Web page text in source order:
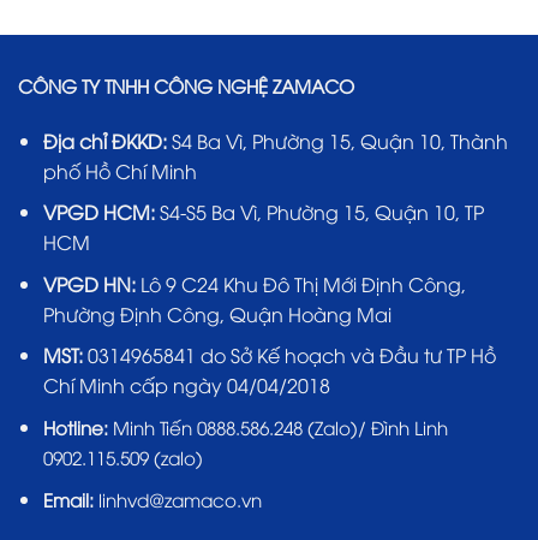
CÔNG TY TNHH CÔNG NGHỆ ZAMACO
Địa chỉ ĐKKD:S4 Ba Vì, Phường 15, Quận 10, Thành
phố Hồ Chí Minh
VPGD HCM:S4-S5 Ba Vì, Phường 15, Quận 10, TP
HCM
VPGD HN:Lô 9 C24 Khu Đô Thị Mới Định Công,
Phường Định Công, Quận Hoàng Mai
MST:0314965841 do Sở Kế hoạch và Đầu tư TP Hồ
Chí Minh cấp ngày 04/04/2018
Hotline: Minh Tiến 0888.586.248 (Zalo)/ Đình Linh
0902.115.509 (zalo)
Email:linhvd@zamaco.vn